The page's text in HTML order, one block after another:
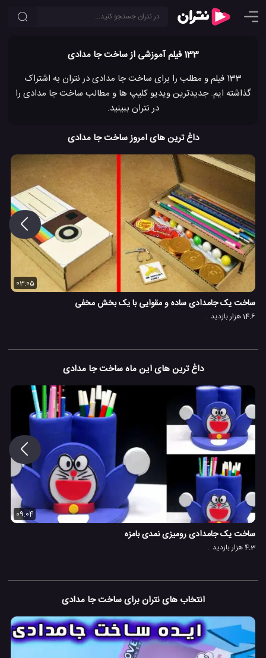
133 فیلم آموزشی از ساخت جا مدادی
133 فیلم و مطلب را برای ساخت جا مدادی در نتران به اشتراک
گذاشته ایم. جدیدترین ویدیو کلیپ ها و مطالب ساخت جا مدادی را
در نتران ببینید.
داغ ترین های امروز ساخت جا مدادی
03:05
ساخت یک جامدادی ساده و مقوایی با یک بخش مخفی
14.6 هزار بازدید
داغ ترین های این ماه ساخت جا مدادی
09:04
ساخت یک جامدادی رومیزی نمدی بامزه
4.3 هزار بازدید
انتخاب های نتران برای ساخت جا مدادی